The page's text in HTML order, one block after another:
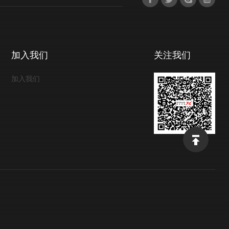
加入我们
加入我们
关注我们